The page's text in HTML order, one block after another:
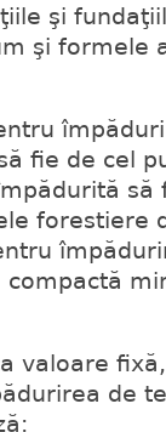
şi
şi formele
fie de cel
să
forestiere
valoare
de